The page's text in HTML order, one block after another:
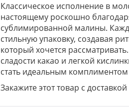
Классическое исполнение в
настоящему роскошно
сублимированной малины.
стильную упаковку, создавая
который хочется
сладости какао и легкой
стать идеальным комплиментом
Закажите этот товар с